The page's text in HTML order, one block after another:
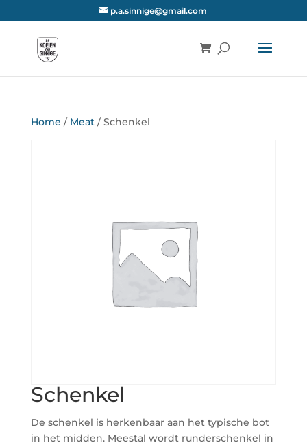
p.a.sinnige@gmail.com
Home / Meat/ Schenkel
Schenkel
De schenkel is herkenbaar aan het typische bot
in het midden. Meestal wordt runderschenkel in